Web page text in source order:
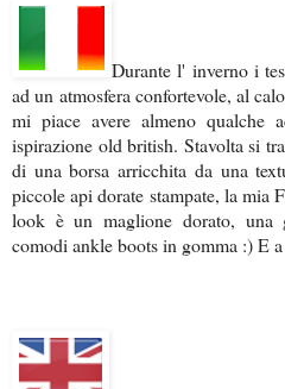
Durante l' inverno i
ad un atmosfera confortevole, al
mi piace avere almeno qualche
ispirazione old british. Stavolta si
di una borsa arricchita da una
piccole api dorate stampate, la mia
look è un maglione dorato, una
comodi ankle boots in gomma :) E